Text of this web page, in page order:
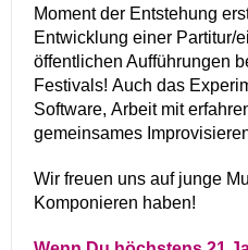
Moment der Entstehung
Entwicklung einer Partitur/
öffentlichen Aufführungen
Festivals! Auch das
Software, Arbeit mit
gemeinsames
Wir freuen uns auf junge
Komponieren haben!